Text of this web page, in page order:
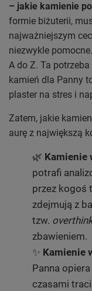
– jakie kamienie
formie biżuterii,
najważniejszym
niezwykle
A do Z. Ta
kamień dla Panny
plaster na stres i
Zatem, jakie
aurę z największą
🌿 Kamienie
potrafi
przez kogoś
zdejmują z
tzw.
zbawieniem.
✨ Kamienie
Panna
czasami